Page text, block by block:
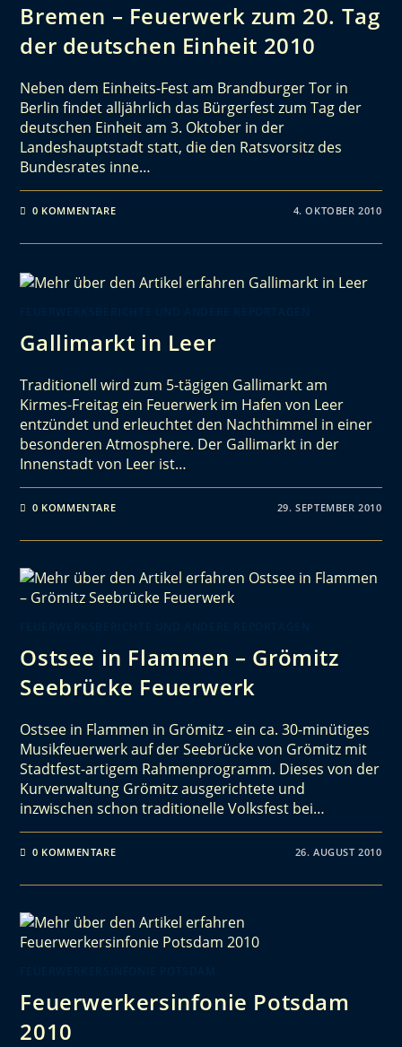
Bremen – Feuerwerk zum 20. Tag
der deutschen Einheit 2010
Neben dem Einheits-Fest am Brandburger Tor in
Berlin findet alljährlich das Bürgerfest zum Tag der
deutschen Einheit am 3. Oktober in der
Landeshauptstadt statt, die den Ratsvorsitz des
Bundesrates inne…
0 KOMMENTARE 4. OKTOBER 2010
Gallimarkt in Leer
Traditionell wird zum 5-tägigen Gallimarkt am
Kirmes-Freitag ein Feuerwerk im Hafen von Leer
entzündet und erleuchtet den Nachthimmel in einer
besonderen Atmosphere. Der Gallimarkt in der
Innenstadt von Leer ist…
0 KOMMENTARE 29. SEPTEMBER 2010
Ostsee in Flammen – Grömitz
Seebrücke Feuerwerk
Ostsee in Flammen in Grömitz - ein ca. 30-minütiges
Musikfeuerwerk auf der Seebrücke von Grömitz mit
Stadtfest-artigem Rahmenprogramm. Dieses von der
Kurverwaltung Grömitz ausgerichtete und
inzwischen schon traditionelle Volksfest bei…
0 KOMMENTARE 26. AUGUST 2010
Feuerwerkersinfonie Potsdam
2010